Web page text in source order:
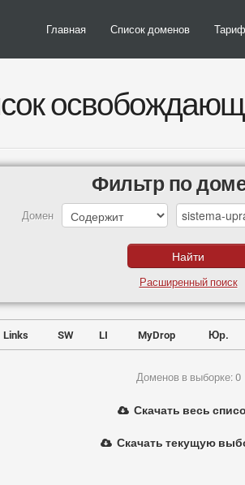
Главная Список доменов
Фильтр по
Домен
Расширенный поиск
Links SW LI MyDrop Юр.
Доменов в выборке: 0
Скачать весь
Скачать текущую